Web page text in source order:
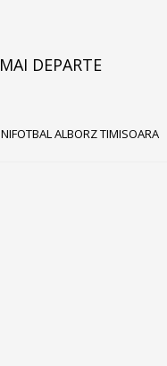
DEPARTE
ALBORZ TIMISOARA